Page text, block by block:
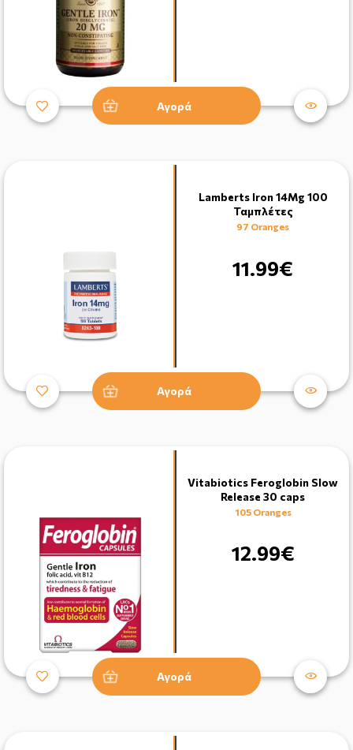
Αγορά
Lamberts Iron 14Mg 100
Ταμπλέτες
97 Oranges
11.99€
Αγορά
Vitabiotics Feroglobin Slow
Release 30 caps
105 Oranges
12.99€
Αγορά